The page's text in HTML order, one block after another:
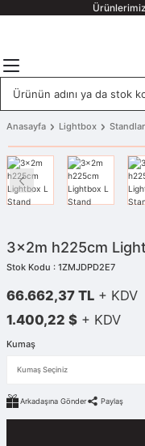
Anasayfa Lightbox Standlar
3x2m h225cm
Stok Kodu : 1ZMJDPD2E7
66.662,37 TL + KDV
1.400,22 $ + KDV
Kumaş
Arkadaşına Gönder Paylaş